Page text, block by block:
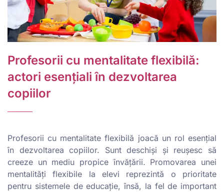
Profesorii cu mentalitate flexibilă:
actori esențiali în dezvoltarea
copiilor
Profesorii cu mentalitate flexibilă joacă un rol esențial
în dezvoltarea copiilor. Sunt deschiși și reușesc să
creeze un mediu propice învățării. Promovarea unei
mentalități flexibile la elevi reprezintă o prioritate
pentru sistemele de educație, însă, la fel de important